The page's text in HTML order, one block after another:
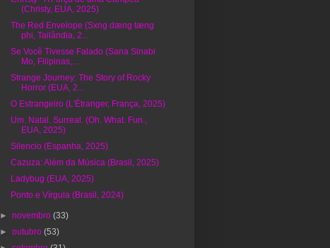
(Christy, EUA, 2025)
The Red Envelope (Sxng dæng tæng
phi, Tailândia, 2...
Se Você Tivesse Falado (Sana Sinabi
Mo, Filipinas,...
Strange Journey: The Story of Rocky
Horror (EUA, 2...
O Estrangeiro (L'Étranger, França, 2025)
Um. Natal. Surreal. (Oh. What. Fun.,
EUA, 2025)
Silencio (Espanha, 2025)
Cazuza: Além da Música (Brasil, 2025)
Ladybug (EUA, 2025)
Ponto e Vírgula (Brasil, 2024)
►novembro(33)
►outubro(53)